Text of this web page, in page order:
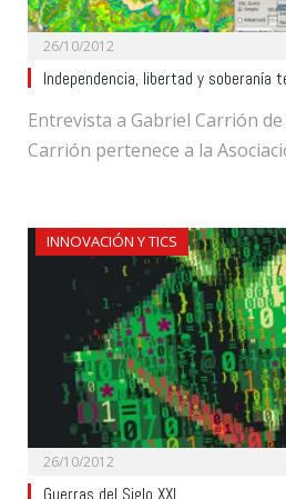
26/10/2012
Independencia, libertad y soberanía
Entrevista a Gabriel Carrión de
Carrión pertenece a la
INNOVACIÓN Y TICS
26/10/2012